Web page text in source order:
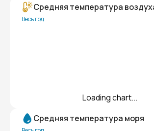
Средняя температура
Весь год
Loading chart...
Средняя температура моря